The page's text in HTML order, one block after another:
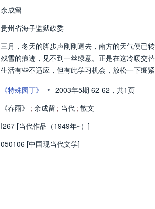
余成留
贵州省海子监狱政委
三月，冬天的脚步声刚刚退去，南方的天气便已
残雪的痕迹，见不到一丝绿意。正是在这冷暖交
生活有些不适应，但有此学习机会，放松一下绷
《特殊园丁》 • 2003年5期 62-62， 共1页
《春雨》 ; 余成留 ; 当代 ; 散文
I267 [当代作品（1949年~）]
050106 [中国现当代文学]